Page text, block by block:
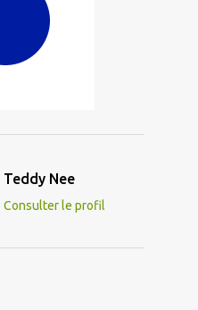
Teddy Nee
Consulter le profil